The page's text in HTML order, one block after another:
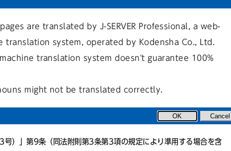
ます。
）」第9条（同法附則第3条第3項の規定により準用する場合を含
are translated by J-SERVER Professional, a web-
translation system, operated by Kodensha Co., Ltd.
translation system doesn't guarantee 100%
might not be translated correctly.
OK Cancel